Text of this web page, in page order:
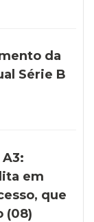
da
Série B
em
que
(08)